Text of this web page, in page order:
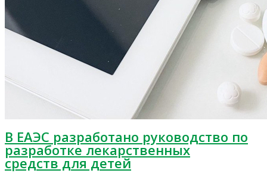
В ЕАЭС разработано руководство по
разработке лекарственных
средств для детей